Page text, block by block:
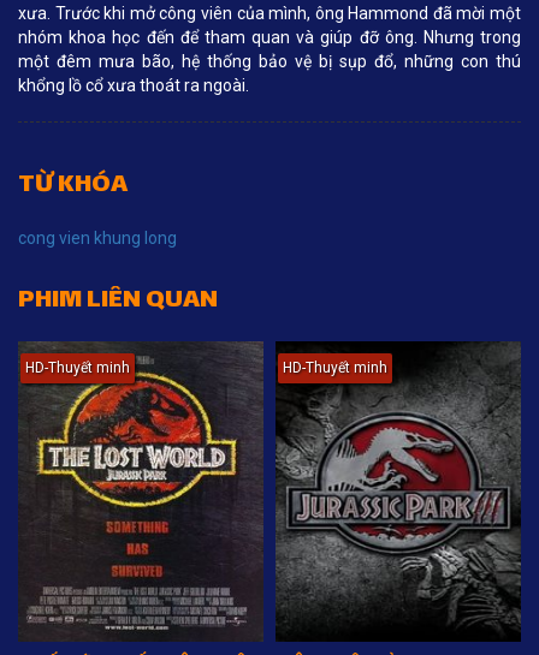
xưa. Trước khi mở công viên của mình, ông Hammond đã mời một
nhóm khoa học đến để tham quan và giúp đỡ ông. Nhưng trong
một đêm mưa bão, hệ thống bảo vệ bị sụp đổ, những con thú
khổng lồ cổ xưa thoát ra ngoài.
TỪ KHÓA
cong vien khung long
PHIM LIÊN QUAN
HD-Thuyết minh HD-Thuyết minh